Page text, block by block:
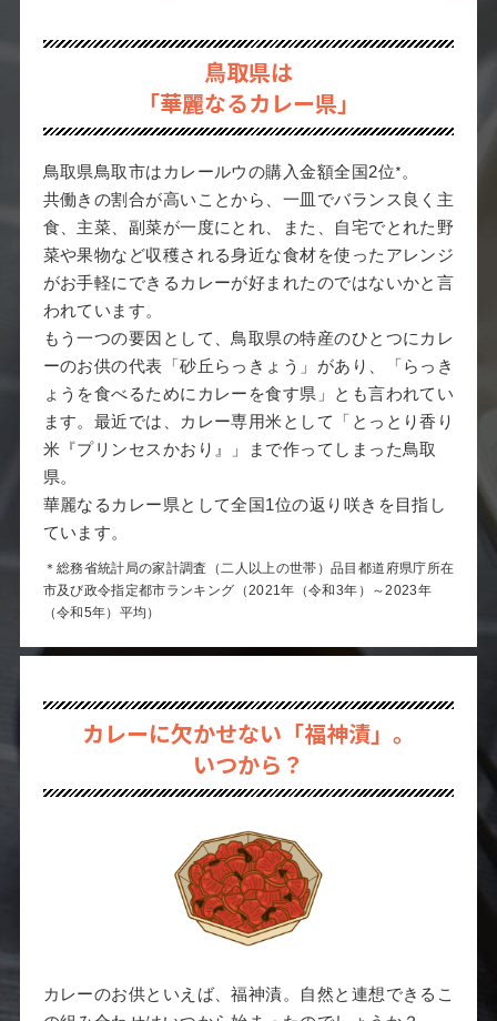
鳥取県は
「華麗なるカレー県」
鳥取県鳥取市はカレールウの購入金額全国2位*。
共働きの割合が高いことから、一皿でバランス良く主
食、主菜、副菜が一度にとれ、また、自宅でとれた野
菜や果物など収穫される身近な食材を使ったアレンジ
がお手軽にできるカレーが好まれたのではないかと言
われています。
もう一つの要因として、鳥取県の特産のひとつにカレ
ーのお供の代表「砂丘らっきょう」があり、「らっき
ょうを食べるためにカレーを食す県」とも言われてい
ます。最近では、カレー専用米として「とっとり香り
米『プリンセスかおり』」まで作ってしまった鳥取
県。
華麗なるカレー県として全国1位の返り咲きを目指し
ています。
＊総務省統計局の家計調査（二人以上の世帯）品目都道府県庁所在
市及び政令指定都市ランキング（2021年（令和3年）～2023年
（令和5年）平均）
カレーに欠かせない「福神漬」。
いつから？
カレーのお供といえば、福神漬。自然と連想できるこ